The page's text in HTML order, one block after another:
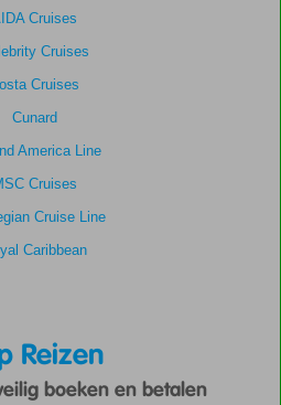
Cruises
Cruises
Cruises
Cunard
America Line
Cruises
Cruise Line
Caribbean
Reizen
boeken en betalen